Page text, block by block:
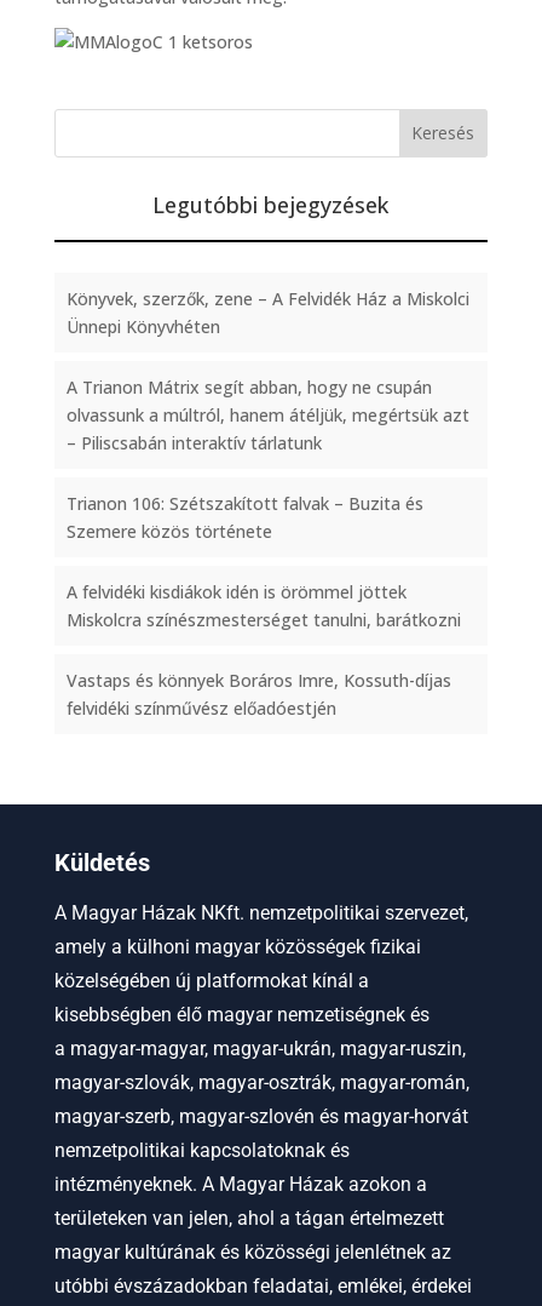
Legutóbbi bejegyzések
Könyvek, szerzők, zene – A Felvidék Ház a Miskolci
Ünnepi Könyvhéten
A Trianon Mátrix segít abban, hogy ne csupán
olvassunk a múltról, hanem átéljük, megértsük azt
– Piliscsabán interaktív tárlatunk
Trianon 106: Szétszakított falvak – Buzita és
Szemere közös története
A felvidéki kisdiákok idén is örömmel jöttek
Miskolcra színészmesterséget tanulni, barátkozni
Vastaps és könnyek Boráros Imre, Kossuth-díjas
felvidéki színművész előadóestjén
Küldetés
A Magyar Házak NKft. nemzetpolitikai szervezet,
amely a külhoni magyar közösségek fizikai
közelségében új platformokat kínál a
kisebbségben élő magyar nemzetiségnek és
a magyar-magyar, magyar-ukrán, magyar-ruszin,
magyar-szlovák, magyar-osztrák, magyar-román,
magyar-szerb, magyar-szlovén és magyar-horvát
nemzetpolitikai kapcsolatoknak és
intézményeknek. A Magyar Házak azokon a
területeken van jelen, ahol a tágan értelmezett
magyar kultúrának és közösségi jelenlétnek az
utóbbi évszázadokban feladatai, emlékei, érdekei